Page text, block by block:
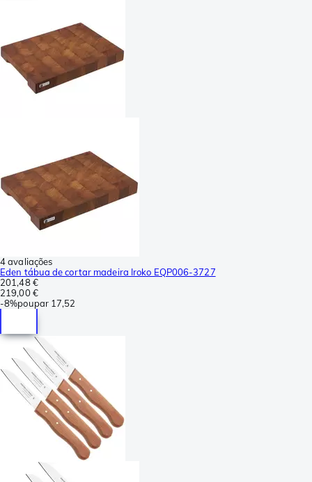
4 avaliações
Eden tábua de cortar madeira Iroko EQP006-3727
201,48 €
219,00 €
-8%poupar 17,52